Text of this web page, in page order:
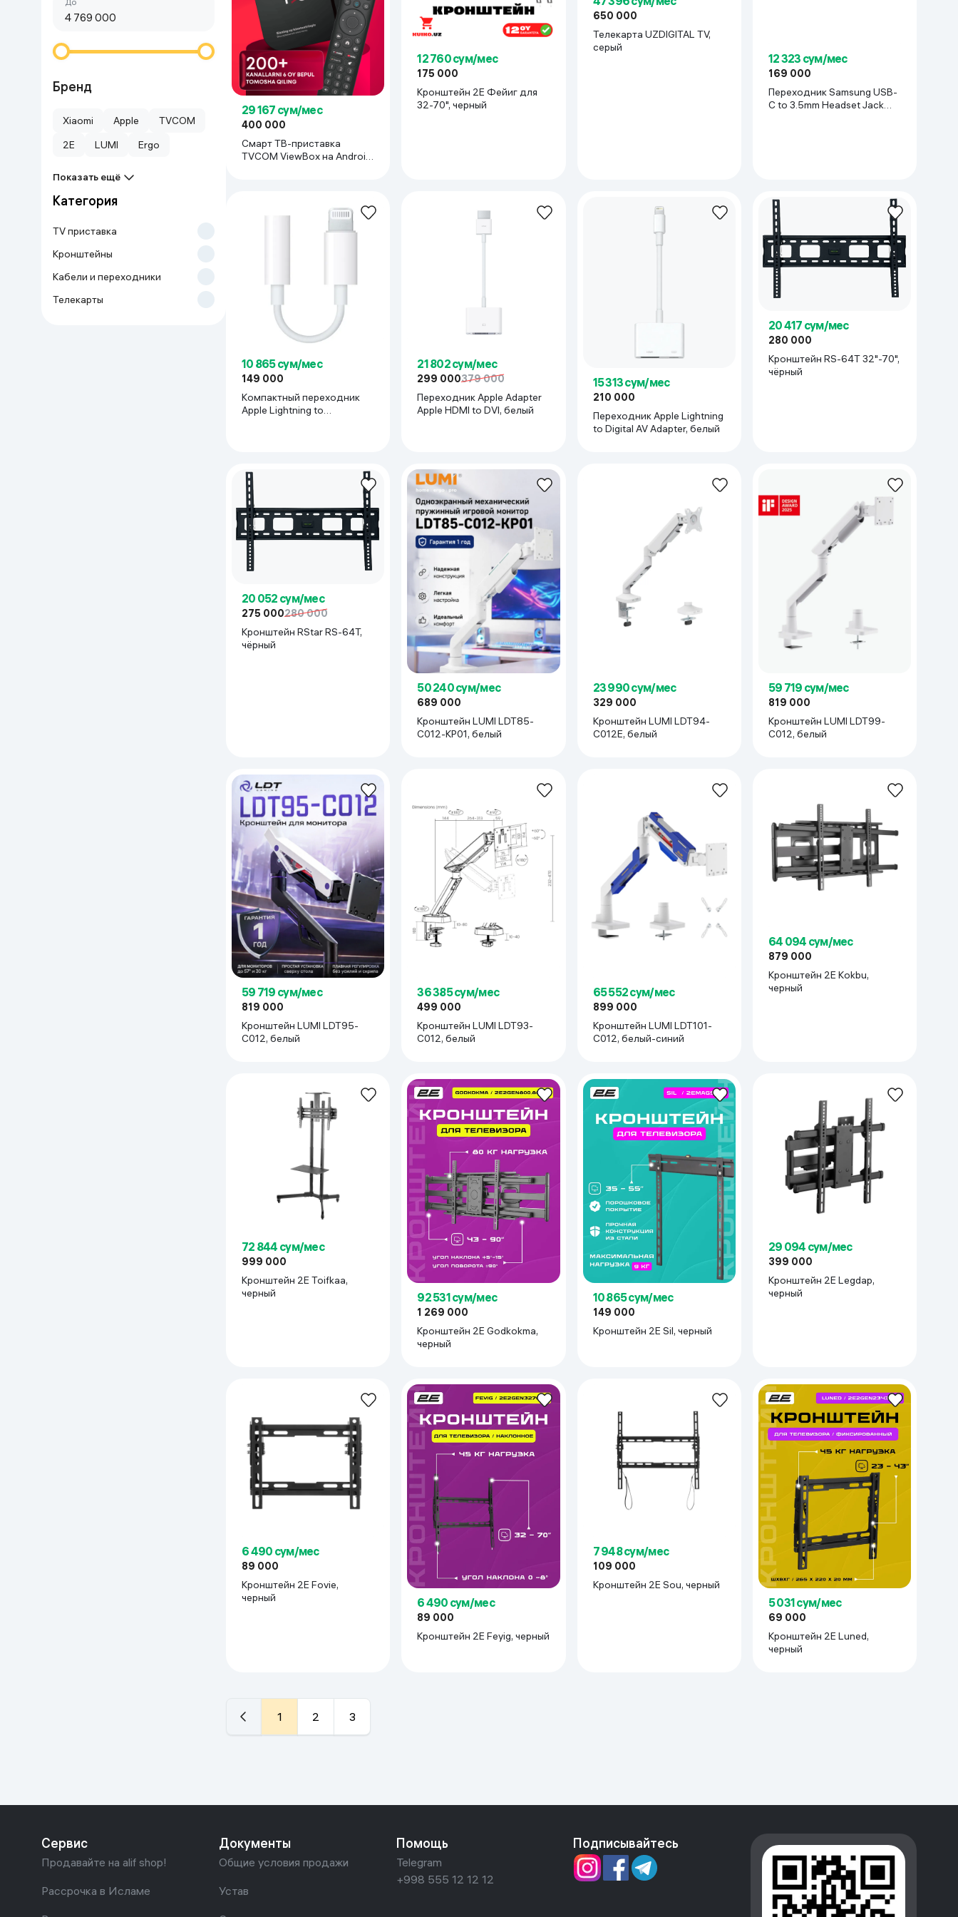
Спортивные товары
Строительство и ремонт
Товары для дома
Очки виртуальной реальности
Умные очки
Бренд
Xiaomi Apple
TVCOM
2E
LUMI Ergo
Показать ещё
Категория
TV приставка
Кронштейны
Кабели и переходники
Телекарты
29 167 сум/мес
400 000
Смарт ТВ-приставка
TVCOM ViewBox на Android
12 760 сум/мес
175 000
Кронштейн 2E Фейиг для
32-70", черный
650 000
Телекарта UZDIGITAL TV,
серый
12 323 сум/мес
169 000
Переходник Samsung USB-
C to 3.5mm Headset Jack
10 865 сум/мес
149 000
Компактный переходник
Apple Lightning to
21 802 сум/мес
299 000379 000
Переходник Apple Adapter
Apple HDMI to DVI, белый
15 313 сум/мес
210 000
Переходник Apple Lightning
to Digital AV Adapter, белый
20 417 сум/мес
280 000
Кронштейн RS-64T 32"-70",
чёрный
20 052 сум/мес
275 000280 000
Кронштейн RStar RS-64T,
чёрный
50 240 сум/мес
689 000
Кронштейн LUMI LDT85-
C012-KP01, белый
23 990 сум/мес
329 000
Кронштейн LUMI LDT94-
C012E, белый
59 719 сум/мес
819 000
Кронштейн LUMI LDT99-
C012, белый
59 719 сум/мес
819 000
Кронштейн LUMI LDT95-
C012, белый
36 385 сум/мес
499 000
Кронштейн LUMI LDT93-
C012, белый
65 552 сум/мес
899 000
Кронштейн LUMI LDT101-
C012, белый-синий
64 094 сум/мес
879 000
Кронштейн 2E Kokbu,
черный
72 844 сум/мес
999 000
Кронштейн 2E Toifkaa,
черный
92 531 сум/мес
1 269 000
Кронштейн 2E Godkokma,
черный
10 865 сум/мес
149 000
Кронштейн 2E Sil, черный
29 094 сум/мес
399 000
Кронштейн 2E Legdap,
черный
6 490 сум/мес
89 000
Кронштейн 2E Fovie,
черный
6 490 сум/мес
89 000
Кронштейн 2E Feyig, черный
7 948 сум/мес
109 000
Кронштейн 2E Sou, черный
5 031 сум/мес
69 000
Кронштейн 2E Luned,
черный
1 2 3
Сервис
Продавайте на alif shop!
Рассрочка в Исламе
Документы
Общие условия продажи
Устав
Помощь
Telegram
+998 555 12 12 12
Подписывайтесь